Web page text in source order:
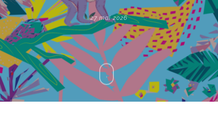
27 mai 2026